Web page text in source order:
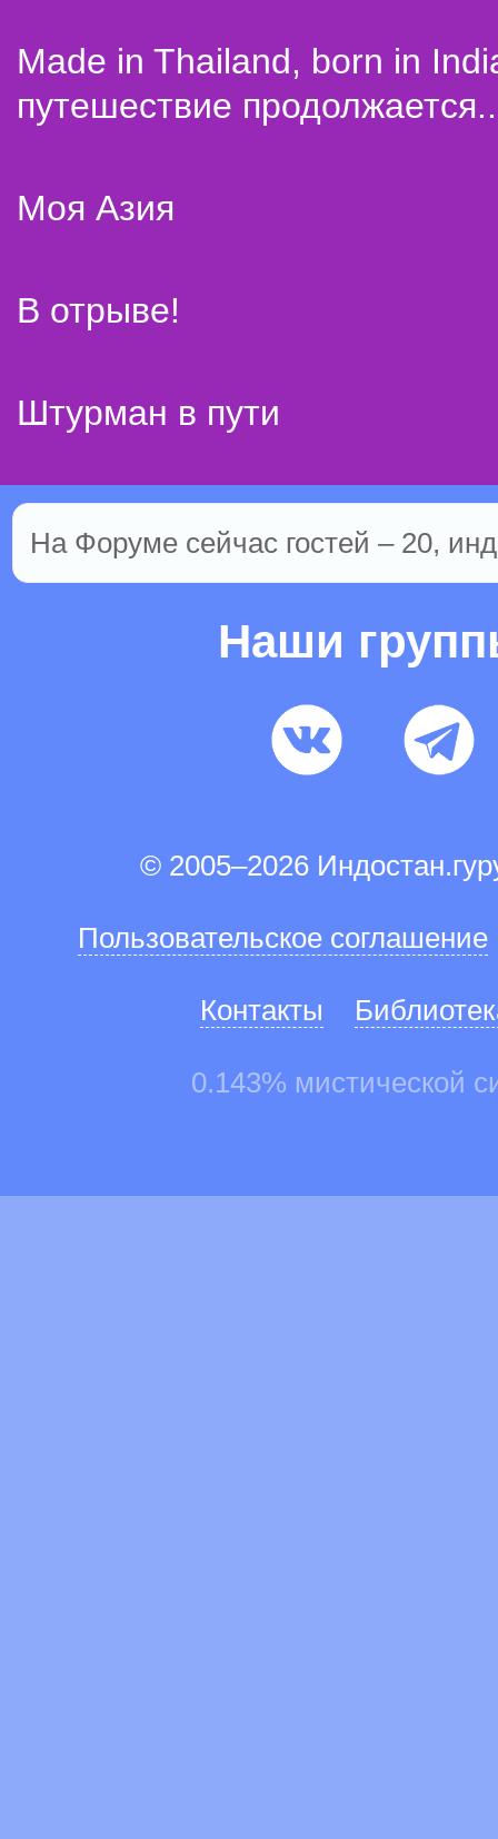
Made in Thailand, born in
путешествие
Моя Азия
В отрыве!
Штурман в пути
На Форуме сейчас гостей – 20,
Наши
© 2005–2026
Пользовательское соглашение
Контакты
0.143% мистической